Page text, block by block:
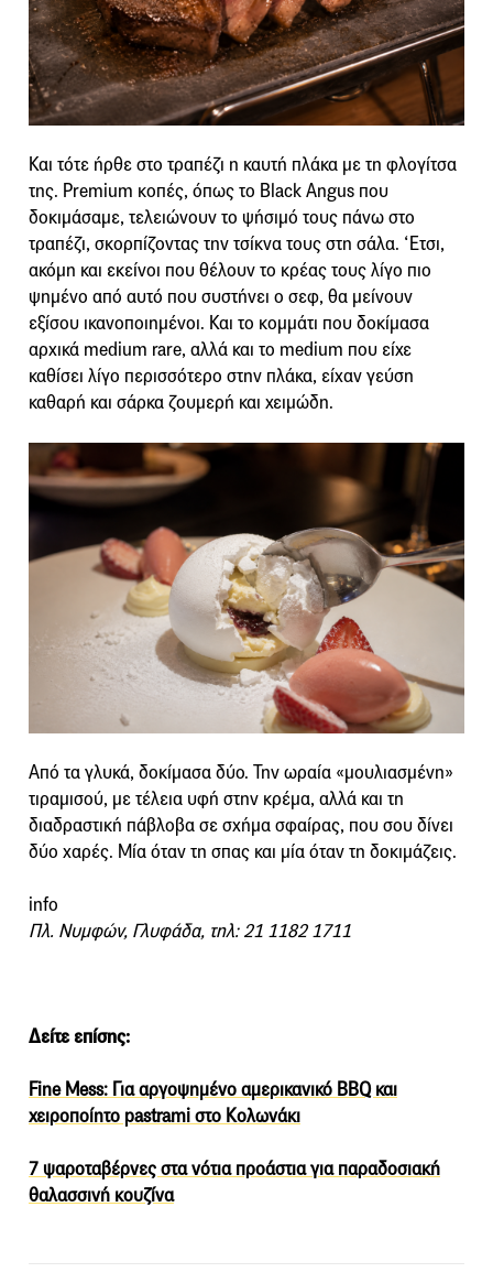
Και τότε ήρθε στο τραπέζι η καυτή πλάκα με τη φλογίτσα
της. Premium κοπές, όπως το Black Angus που
δοκιμάσαμε, τελειώνουν το ψήσιμό τους πάνω στο
τραπέζι, σκορπίζοντας την τσίκνα τους στη σάλα. ‘Ετσι,
ακόμη και εκείνοι που θέλουν το κρέας τους λίγο πιο
ψημένο από αυτό που συστήνει ο σεφ, θα μείνουν
εξίσου ικανοποιημένοι. Και το κομμάτι που δοκίμασα
αρχικά medium rare, αλλά και το medium που είχε
καθίσει λίγο περισσότερο στην πλάκα, είχαν γεύση
καθαρή και σάρκα ζουμερή και χειμώδη.
Από τα γλυκά, δοκίμασα δύο. Την ωραία «μουλιασμένη»
τιραμισού, με τέλεια υφή στην κρέμα, αλλά και τη
διαδραστική πάβλοβα σε σχήμα σφαίρας, που σου δίνει
δύο χαρές. Μία όταν τη σπας και μία όταν τη δοκιμάζεις.
info
Πλ. Νυμφών, Γλυφάδα, τηλ: 21 1182 1711
Δείτε επίσης:
Fine Mess: Για αργοψημένο αμερικανικό BBQ και
χειροποίητο pastrami στο Κολωνάκι
7 ψαροταβέρνες στα νότια προάστια για παραδοσιακή
θαλασσινή κουζίνα